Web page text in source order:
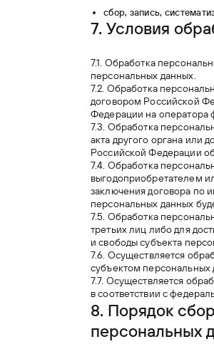
сбор, запись,
7. Условия
7.1. Обработка
персональных данных.
7.2. Обработка
договором Российской
Федерации на оператора
7.3. Обработка
акта другого органа или
Российской Федерации
7.4. Обработка
выгодоприобретателем
заключения договора по
персональных данных
7.5. Обработка
третьих лиц либо для
и свободы субъекта
7.6. Осуществляется
субъектом
7.7. Осуществляется
в соответствии с
8. Порядок
персональных